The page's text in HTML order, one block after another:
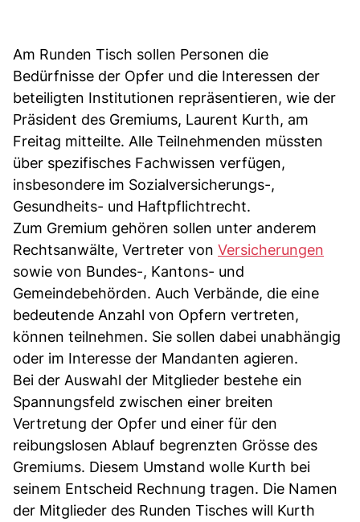
Am Runden Tisch sollen Personen die
Bedürfnisse der Opfer und die Interessen der
beteiligten Institutionen repräsentieren, wie der
Präsident des Gremiums, Laurent Kurth, am
Freitag mitteilte. Alle Teilnehmenden müssten
über spezifisches Fachwissen verfügen,
insbesondere im Sozialversicherungs-,
Gesundheits- und Haftpflichtrecht.
Zum Gremium gehören sollen unter anderem
Rechtsanwälte, Vertreter von Versicherungen
sowie von Bundes-, Kantons- und
Gemeindebehörden. Auch Verbände, die eine
bedeutende Anzahl von Opfern vertreten,
können teilnehmen. Sie sollen dabei unabhängig
oder im Interesse der Mandanten agieren.
Bei der Auswahl der Mitglieder bestehe ein
Spannungsfeld zwischen einer breiten
Vertretung der Opfer und einer für den
reibungslosen Ablauf begrenzten Grösse des
Gremiums. Diesem Umstand wolle Kurth bei
seinem Entscheid Rechnung tragen. Die Namen
der Mitglieder des Runden Tisches will Kurth